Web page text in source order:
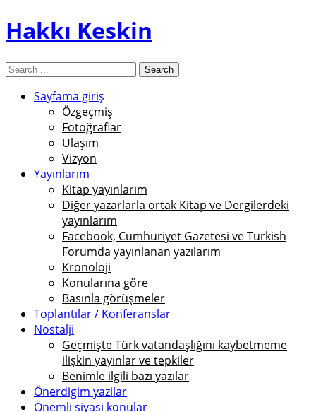
Hakkı Keskin
Sayfama giriş
Özgeçmiş
Fotoğraflar
Ulaşım
Vizyon
Yayınlarım
Kitap yayınlarım
Diğer yazarlarla ortak Kitap ve Dergilerdeki
yayınlarım
Facebook, Cumhuriyet Gazetesi ve Turkish
Forumda yayınlanan yazılarım
Kronoloji
Konularına göre
Basınla görüşmeler
Toplantılar / Konferanslar
Nostalji
Geçmişte Türk vatandaşlığını kaybetmeme
ilişkin yayınlar ve tepkiler
Benimle ilgili bazı yazılar
Önerdigim yazilar
Önemli siyasi konular